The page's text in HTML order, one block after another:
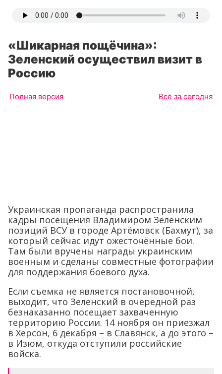
«Шикарная пощёчина»:
Зеленский осуществил визит в
Россию
Полная версия Всё за сегодня
Украинская пропаганда распространила
кадры посещения Владимиром Зеленским
позиций ВСУ в городе Артёмовск (Бахмут), за
который сейчас идут ожесточённые бои.
Там были вручены награды украинским
военным и сделаны совместные фотографии
для поддержания боевого духа.
Если съемка не является постановочной,
выходит, что Зеленский в очередной раз
безнаказанно посещает захваченную
территорию России. 14 ноября он приезжал
в Херсон, 6 декабря – в Славянск, а до этого –
в Изюм, откуда отступили российские
войска.